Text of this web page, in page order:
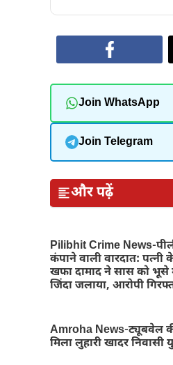
Join WhatsApp
Join Telegram
और पढ़ें
Pilibhit Crime News-
कंपाने वाली वारदात: पत्नी
खफा दामाद ने सास को
जिंदा जलाया, आरोपी
Amroha News-ट्यूबवेल
मिला लुहारी खादर